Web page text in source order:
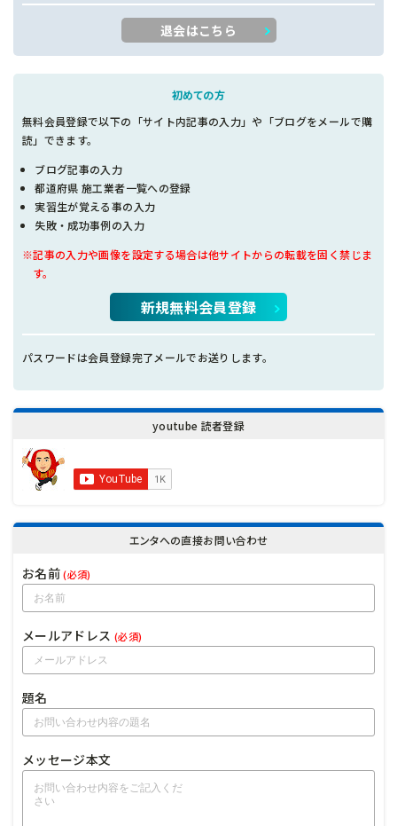
退会はこちら
初めての方
無料会員登録で以下の「サイト内記事の入力」や「ブログをメールで購
読」できます。
ブログ記事の入力
都道府県 施工業者一覧への登録
実習生が覚える事の入力
失敗・成功事例の入力
※記事の入力や画像を設定する場合は他サイトからの転載を固く禁じま
す。
新規無料会員登録
パスワードは会員登録完了メールでお送りします。
youtube 読者登録
エンタへの直接お問い合わせ
お名前(必須)
メールアドレス (必須)
題名
メッセージ本文